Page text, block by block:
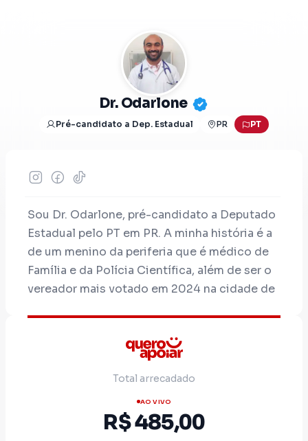
Dr. Odarlone
Pré-candidato a Dep. Estadual PR PT
Sou Dr. Odarlone, pré-candidato a Deputado
Estadual pelo PT em PR. A minha história é a
de um menino da periferia que é médico de
Família e da Polícia Científica, além de ser o
vereador mais votado em 2024 na cidade de
com saúde, educação, trabalho e moradia
nossa mensagem chegue a mais pessoas.
Total arrecadado
AO VIVO
R$ 485,00